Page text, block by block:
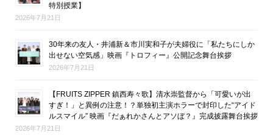
特別授業】
2026年7月21日
30年来の友人・井浦新＆市川実和子が夫婦役に「私たちにしか
出せない空気感」映画『トロフィー』公開記念舞台挨拶
2026年7月21日
【FRUITS ZIPPER 鎮西寿々歌】清水崇監督から「可愛いが出
すぎ！」と異例の注意！？単独初主演ホラーで封印した“アイド
ルスマイル” 映画『だぁれかさんとアソぼ？』完成披露舞台挨拶
2026年7月21日